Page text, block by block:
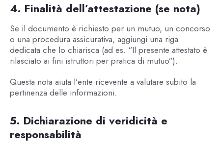
4. Finalità dell’attestazione (se nota)
Se il documento è richiesto per un mutuo, un concorso
o una procedura assicurativa, aggiungi una riga
dedicata che lo chiarisca (ad es. “Il presente attestato è
rilasciato ai fini istruttori per pratica di mutuo”).
Questa nota aiuta l’ente ricevente a valutare subito la
pertinenza delle informazioni.
5. Dichiarazione di veridicità e
responsabilità